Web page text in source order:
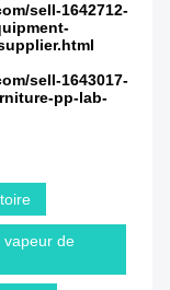
sell-1642712-
sell-1643017-
pp-lab-
vapeur de